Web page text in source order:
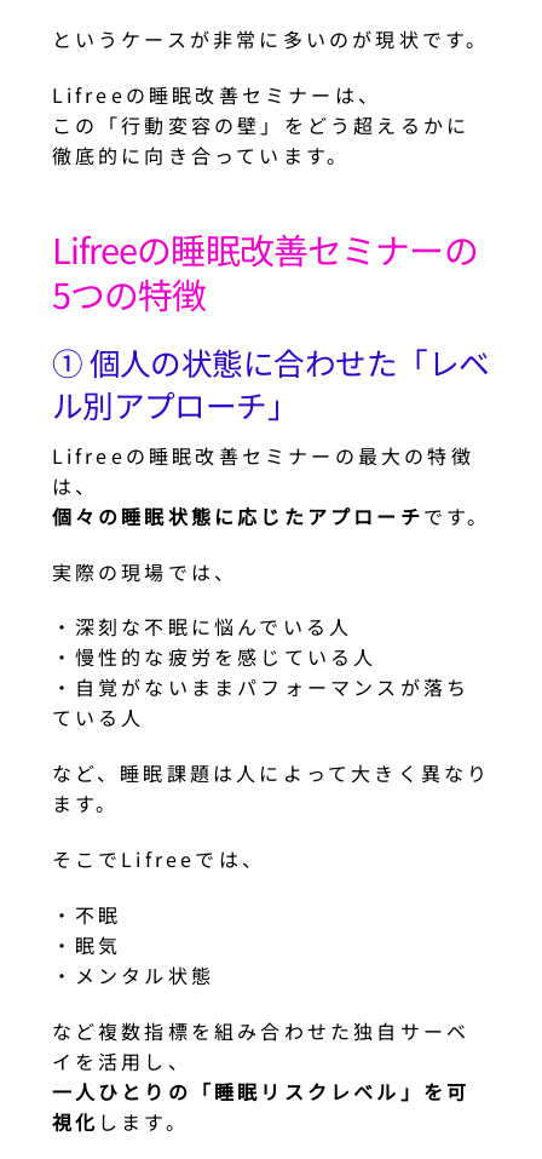
というケースが非常に多いのが現状です。
Lifreeの睡眠改善セミナーは、
この「行動変容の壁」をどう超えるかに
徹底的に向き合っています。
Lifreeの睡眠改善セミナーの
5つの特徴
① 個人の状態に合わせた「レベ
ル別アプローチ」
Lifreeの睡眠改善セミナーの最大の特徴
は、
個々の睡眠状態に応じたアプローチです。
実際の現場では、
・深刻な不眠に悩んでいる人
・慢性的な疲労を感じている人
・自覚がないままパフォーマンスが落ち
ている人
など、睡眠課題は人によって大きく異なり
ます。
そこでLifreeでは、
・不眠
・眠気
・メンタル状態
など複数指標を組み合わせた独自サーベ
イを活用し、
一人ひとりの「睡眠リスクレベル」を可
視化 します。